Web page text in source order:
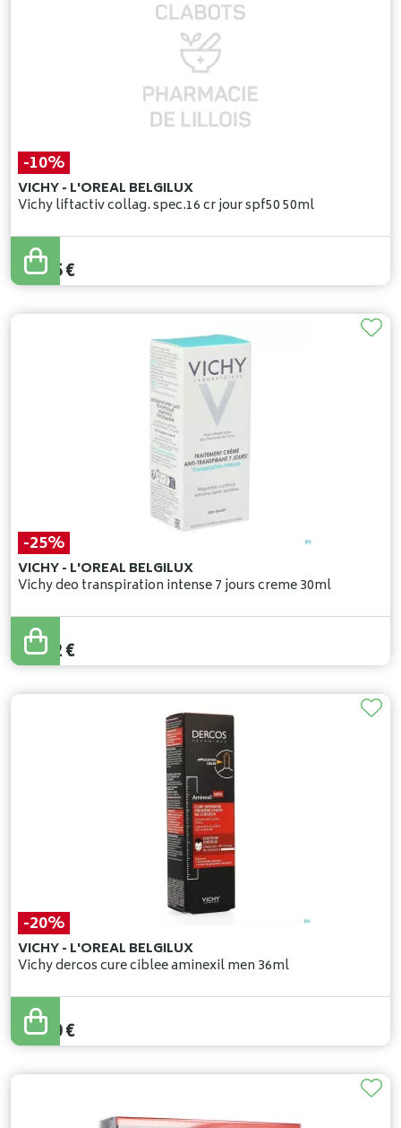
-10%
VICHY - L'OREAL BELGILUX
Vichy liftactiv collag. spec.16 cr jour spf50 50ml
51,95
46,75€
-25%
VICHY - L'OREAL BELGILUX
Vichy deo transpiration intense 7 jours creme 30ml
17,50
13,12€
-20%
VICHY - L'OREAL BELGILUX
Vichy dercos cure ciblee aminexil men 36ml
25,00
20,00€